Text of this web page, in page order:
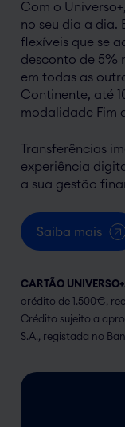
Com o
no seu dia a dia.
flexíveis que se
desconto de 5%
em todas as
Continente, até
modalidade Fim
Transferências
experiência
a sua gestão
Saiba mais
CARTÃO
crédito de 1.500€,
Crédito sujeito a
S.A., registada no